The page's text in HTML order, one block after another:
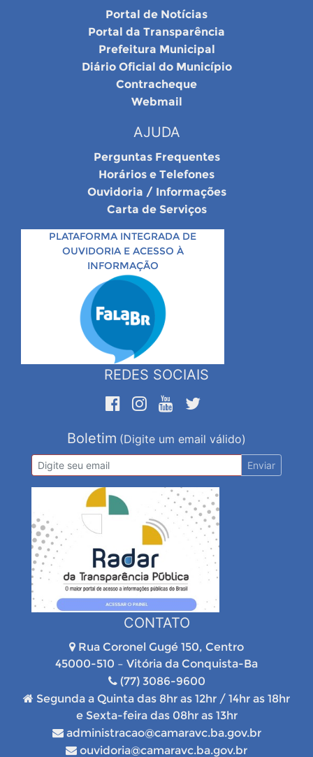
Portal de Notícias
Portal da Transparência
Prefeitura Municipal
Diário Oficial do Município
Contracheque
Webmail
AJUDA
Perguntas Frequentes
Horários e Telefones
Ouvidoria / Informações
Carta de Serviços
PLATAFORMA INTEGRADA DE
OUVIDORIA E ACESSO À
INFORMAÇÃO
REDES SOCIAIS
Boletim (Digite um email válido)
Enviar
CONTATO
Rua Coronel Gugé 150, Centro
45000-510 – Vitória da Conquista-Ba
(77) 3086-9600
Segunda a Quinta das 8hr as 12hr / 14hr as 18hr
e Sexta-feira das 08hr as 13hr
administracao@camaravc.ba.gov.br
ouvidoria@camaravc.ba.gov.br